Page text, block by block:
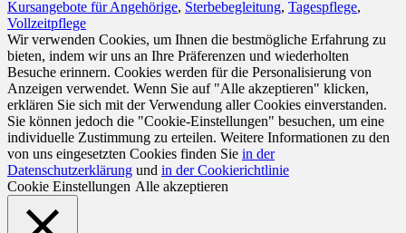
Kursangebote für Angehörige, Sterbebegleitung, Tagespflege,
Vollzeitpflege
Wir verwenden Cookies, um Ihnen die bestmögliche Erfahrung zu
bieten, indem wir uns an Ihre Präferenzen und wiederholten
Besuche erinnern. Cookies werden für die Personalisierung von
Anzeigen verwendet. Wenn Sie auf "Alle akzeptieren" klicken,
erklären Sie sich mit der Verwendung aller Cookies einverstanden.
Sie können jedoch die "Cookie-Einstellungen" besuchen, um eine
individuelle Zustimmung zu erteilen. Weitere Informationen zu den
von uns eingesetzten Cookies finden Sie in der
Datenschutzerklärung und in der Cookierichtlinie
Cookie Einstellungen Alle akzeptieren